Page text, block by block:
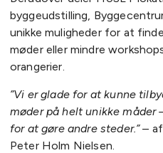
byggeudstilling,
unikke muligheder for at
møder eller mindre
orangerier.
”Vi er glade for at kunne
møder på helt unikke måder
for at gøre andre steder.”–
Peter Holm Nielsen.